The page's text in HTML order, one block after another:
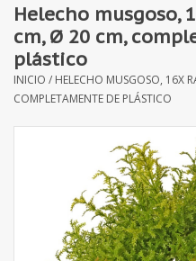
Flores artificiales
plantas artificiales
Rama de hojas / bayas
Fruta artificial
decoración
Helecho musgoso,
cm, Ø 20 cm,
plástico
INICIO / HELECHO MUSGOSO, 16X
COMPLETAMENTE DE PLÁSTICO